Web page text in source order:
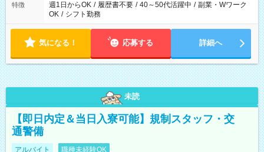
特徴 週1日からOK / 履歴書不要 / 40～50代活躍中 / 副業・Wワーク
OK / シフト勤務
気になる！ 応募する 詳細へ
未読
【即日内定＆当日入寮可能】規制スタッフ・交
通警備
アルバイト 職種未経験OK